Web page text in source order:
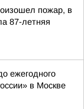
пожар, в
87-летняя
ежегодного
в Москве